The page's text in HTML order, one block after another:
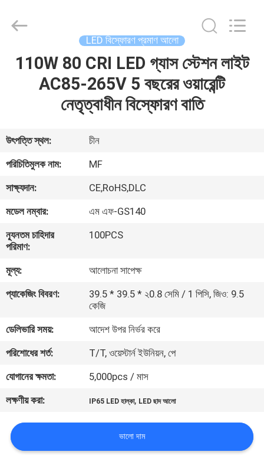
বাড়ি
ভিডিও
সম্পর্কে
কারখানা
মান
যোগাযোগ
করুন
জন্য
Lighting
Co.,Ltd..
Reserved.
LED বিস্ফোরণ প্রমাণ আলো
110W 80 CRI LED গ্যাস স্টেশন লাইট
AC85-265V 5 বছরের ওয়ারেন্টি
নেতৃত্বাধীন বিস্ফোরণ বাতি
উৎপত্তি স্থল:
চীন
পরিচিতিমুলক নাম:
MF
সাক্ষ্যদান:
CE,RoHS,DLC
মডেল নম্বার:
এম এফ-GS140
ন্যূনতম চাহিদার
পরিমাণ:
100PCS
মূল্য:
আলোচনা সাপেক্ষ
প্যাকেজিং বিবরণ:
39.5 * 39.5 * ২0.8 সেমি / 1 পিসি, জিও: 9.5
কেজি
ডেলিভারি সময়:
আদেশ উপর নির্ভর করে
পরিশোধের শর্ত:
T/T, ওয়েস্টার্ন ইউনিয়ন, পে
যোগানের ক্ষমতা:
5,000pcs / মাস
লক্ষণীয় করা:
IP65 LED হাল্কা, LED ছাদ আলো
ভালো দাম